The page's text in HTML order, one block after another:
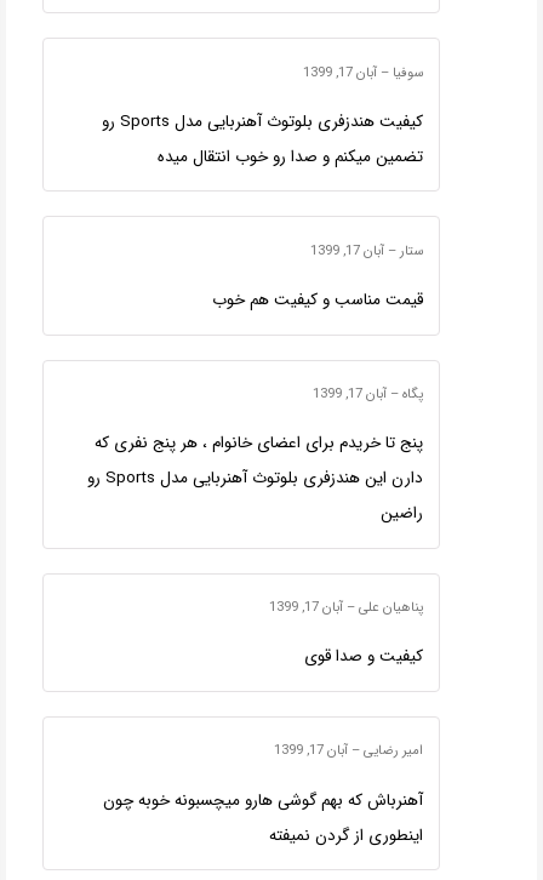
سوفیا– آبان 17, 1399
کیفیت هندزفری بلوتوث آهنربایی مدل Sports رو
تضمین میکنم و صدا رو خوب انتقال میده
ستار– آبان 17, 1399
قیمت مناسب و کیفیت هم خوب
پگاه– آبان 17, 1399
پنج تا خریدم برای اعضای خانوام ، هر پنج نفری که
دارن این هندزفری بلوتوث آهنربایی مدل Sports رو
راضین
پناهیان علی– آبان 17, 1399
کیفیت و صدا قوی
امیر رضایی– آبان 17, 1399
آهنرباش که بهم گوشی هارو میچسبونه خوبه چون
اینطوری از گردن نمیفته